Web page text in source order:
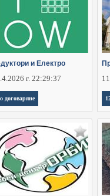
и Електро
г. 22:29:37
договаряне